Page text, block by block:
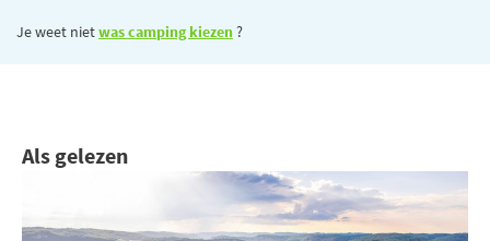
Je weet nietwas camping kiezen?
Als gelezen